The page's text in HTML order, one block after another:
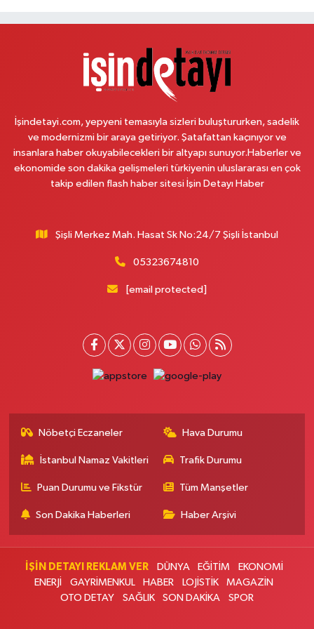
Erenköy Mahallesi Ömerpaşa Sokak 54 A
0 (216) 550 77 77 Yol Tarifi Al
Mimar Sinan Mahallesi Otopark Arkası Sokak 16 B Aktif International
Üsküdar Hastanesi yanı
0 (212) 924 95 90 Yol Tarifi Al
Doğapark Eczanesi
Yunus Emre Mahallesi 30 Ağustos Caddesi 92 A AYAZMA İLKOKULU
UZAKLIKTA
Yaşam Eczanesi
Nine Hatun Mahallesi İnönü Caddesi 63 A ÜÇYÜZLÜ POSTANENİN 100
METRE İLERLESİNDE, ÜÇYÜZLÜ MEZARLIĞIN KARŞISINDA
0 (212) 871 66 11 Yol Tarifi Al
İşindetayi.com, yepyeni temasıyla sizleri buluştururken, sadelik
ve modernizmi bir araya getiriyor. Şatafattan kaçınıyor ve
insanlara haber okuyabilecekleri bir altyapı sunuyor.Haberler ve
ekonomide son dakika gelişmeleri türkiyenin uluslararası en çok
takip edilen flash haber sitesi İşin Detayı Haber
Şişli Merkez Mah. Hasat Sk No:24/7 Şişli İstanbul
05323674810
[email protected]
Nöbetçi Eczaneler Hava Durumu
İstanbul Namaz Vakitleri Trafik Durumu
Puan Durumu ve Fikstür Tüm Manşetler
Son Dakika Haberleri Haber Arşivi
İŞİN DETAYI REKLAM VER DÜNYA EĞİTİM
EKONOMİ
ENERJİ
GAYRİMENKUL HABER LOJİSTİK
MAGAZİN
OTO DETAY
SAĞLIK SON DAKİKA SPOR